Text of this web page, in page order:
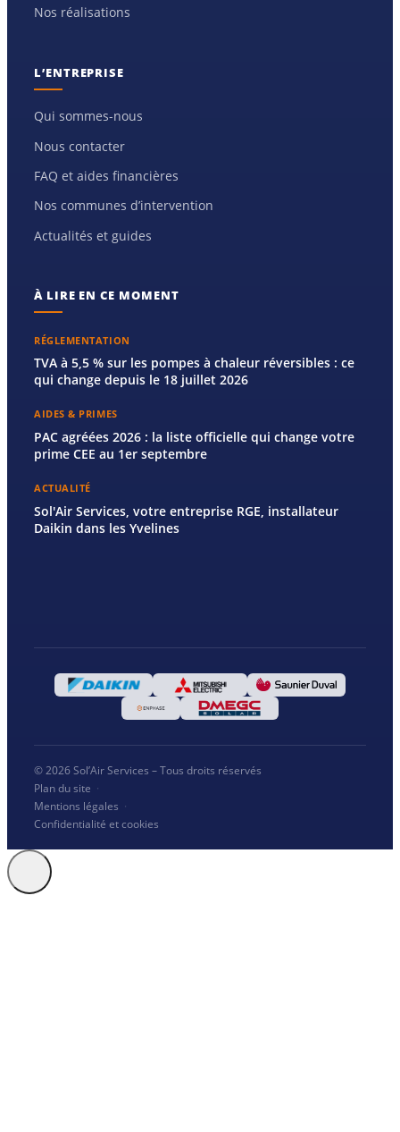
Nos réalisations
L’ENTREPRISE
Qui sommes-nous
Nous contacter
FAQ et aides financières
Nos communes d’intervention
Actualités et guides
À LIRE EN CE MOMENT
RÉGLEMENTATION
TVA à 5,5 % sur les pompes à chaleur réversibles : ce
qui change depuis le 18 juillet 2026
AIDES & PRIMES
PAC agréées 2026 : la liste officielle qui change votre
prime CEE au 1er septembre
ACTUALITÉ
Sol'Air Services, votre entreprise RGE, installateur
Daikin dans les Yvelines
© 2026 Sol’Air Services – Tous droits réservés
Plan du site ·
Mentions légales ·
Confidentialité et cookies